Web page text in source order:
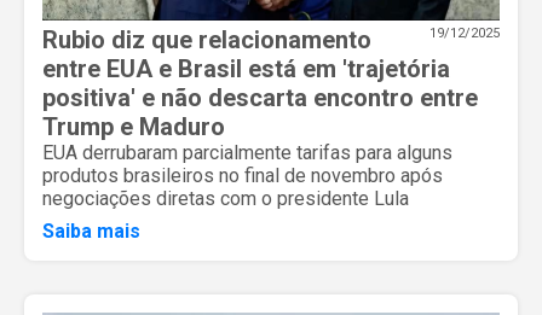
19/12/2025
Rubio diz que relacionamento
entre EUA e Brasil está em 'trajetória
positiva' e não descarta encontro entre
Trump e Maduro
EUA derrubaram parcialmente tarifas para alguns
produtos brasileiros no final de novembro após
negociações diretas com o presidente Lula
Saiba mais